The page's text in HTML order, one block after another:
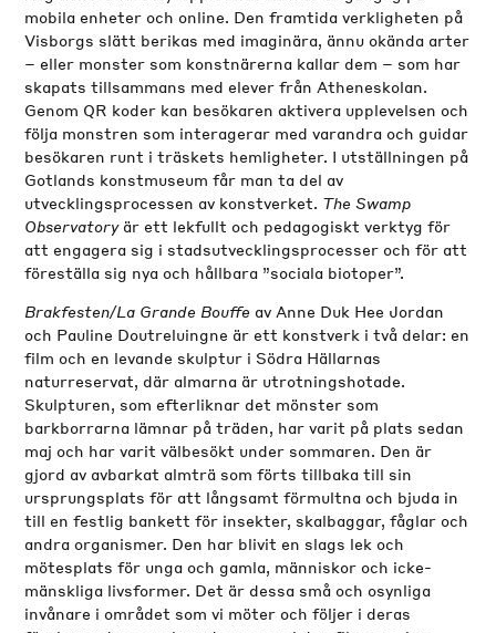
mobila enheter och online. Den framtida verkligheten på
Visborgs slätt berikas med imaginära, ännu okända arter
– eller monster som konstnärerna kallar dem – som har
skapats tillsammans med elever från Atheneskolan.
Genom QR koder kan besökaren aktivera upplevelsen och
följa monstren som interagerar med varandra och guidar
besökaren runt i träskets hemligheter. I utställningen på
Gotlands konstmuseum får man ta del av
utvecklingsprocessen av konstverket. The Swamp
Observatoryär ett lekfullt och pedagogiskt verktyg för
att engagera sig i stadsutvecklingsprocesser och för att
föreställa sig nya och hållbara ”sociala biotoper”.
Brakfesten/La Grande Bouffe av Anne Duk Hee Jordan
och Pauline Doutreluingne är ett konstverk i två delar: en
film och en levande skulptur i Södra Hällarnas
naturreservat, där almarna är utrotningshotade.
Skulpturen, som efterliknar det mönster som
barkborrarna lämnar på träden, har varit på plats sedan
maj och har varit välbesökt under sommaren. Den är
gjord av avbarkat almträ som förts tillbaka till sin
ursprungsplats för att långsamt förmultna och bjuda in
till en festlig bankett för insekter, skalbaggar, fåglar och
andra organismer. Den har blivit en slags lek och
mötesplats för unga och gamla, människor och icke-
mänskliga livsformer. Det är dessa små och osynliga
invånare i området som vi möter och följer i deras